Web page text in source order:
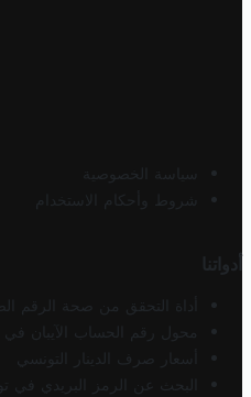
سياسة الخصوصية
شروط وأحكام الاستخدام
أدواتنا
أداة التحقق من صحة الرقم
محول رقم الحساب الآيبان في
أسعار صرف الدينار التونسي
البحث عن الرمز البريدي في